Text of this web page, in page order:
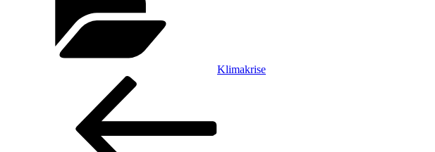
Klimakrise
Beitragsnavigation